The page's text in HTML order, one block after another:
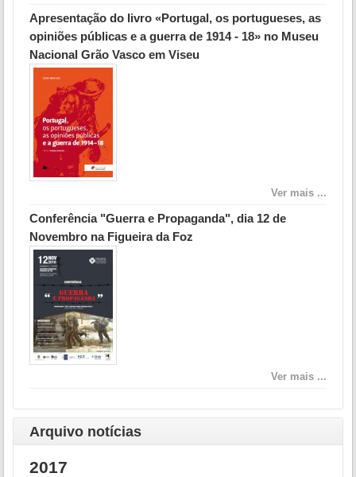
Apresentação do livro «Portugal, os portugueses, as
opiniões públicas e a guerra de 1914 - 18» no Museu
Nacional Grão Vasco em Viseu
Ver mais ...
Conferência "Guerra e Propaganda", dia 12 de
Novembro na Figueira da Foz
Ver mais ...
Arquivo notícias
2017